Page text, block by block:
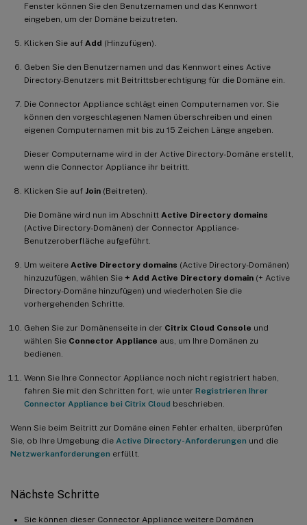
Fenster können Sie den Benutzernamen und das Kennwort
eingeben, um der Domäne beizutreten.
Klicken Sie auf Add (Hinzufügen).
Geben Sie den Benutzernamen und das Kennwort eines Active
Directory-Benutzers mit Beitrittsberechtigung für die Domäne ein.
Die Connector Appliance schlägt einen Computernamen vor. Sie
können den vorgeschlagenen Namen überschreiben und einen
eigenen Computernamen mit bis zu 15 Zeichen Länge angeben.
Dieser Computername wird in der Active Directory-Domäne erstellt,
wenn die Connector Appliance ihr beitritt.
Klicken Sie auf Join (Beitreten).
Die Domäne wird nun im Abschnitt Active Directory domains
(Active Directory-Domänen) der Connector Appliance-
Benutzeroberfläche aufgeführt.
Um weitere Active Directory domains (Active Directory-Domänen)
hinzuzufügen, wählen Sie + Add Active Directory domain (+ Active
Directory-Domäne hinzufügen) und wiederholen Sie die
vorhergehenden Schritte.
Gehen Sie zur Domänenseite in der Citrix Cloud Console und
wählen Sie Connector Appliance aus, um Ihre Domänen zu
bedienen.
Wenn Sie Ihre Connector Appliance noch nicht registriert haben,
fahren Sie mit den Schritten fort, wie unter Registrieren Ihrer
Connector Appliance bei Citrix Cloud beschrieben.
Wenn Sie beim Beitritt zur Domäne einen Fehler erhalten, überprüfen
Sie, ob Ihre Umgebung die Active Directory-Anforderungen und die
Netzwerkanforderungen erfüllt.
Nächste Schritte
Sie können dieser Connector Appliance weitere Domänen